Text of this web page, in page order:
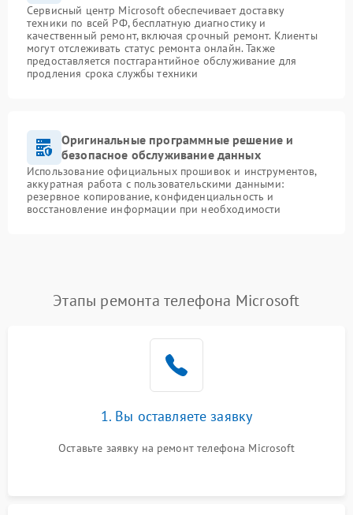
Сервисный центр Microsoft обеспечивает доставку
техники по всей РФ, бесплатную диагностику и
качественный ремонт, включая срочный ремонт. Клиенты
могут отслеживать статус ремонта онлайн. Также
предоставляется постгарантийное обслуживание для
продления срока службы техники
Оригинальные программные решение и
безопасное обслуживание данных
Использование официальных прошивок и инструментов,
аккуратная работа с пользовательскими данными:
резервное копирование, конфиденциальность и
восстановление информации при необходимости
Этапы ремонта телефона Microsoft
1. Вы оставляете заявку
Оставьте заявку на ремонт телефона Microsoft